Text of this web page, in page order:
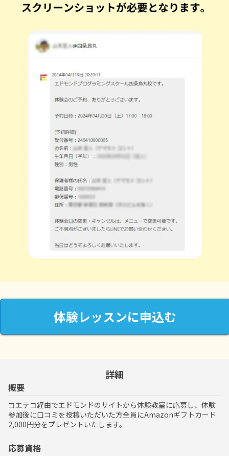
体験レッスンに申込む
詳細
概要
コエテコ経由でエドモンドのサイトから体験教室に応募し、体験
参加後に口コミを投稿いただいた方全員にAmazonギフトカード
2,000円分をプレゼントいたします。
応募資格